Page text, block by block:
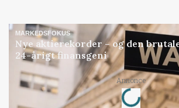
MARKEDSFOKUS
Nye aktierekorder – og den
24-årigt finansgeni
Annonce
Loading...